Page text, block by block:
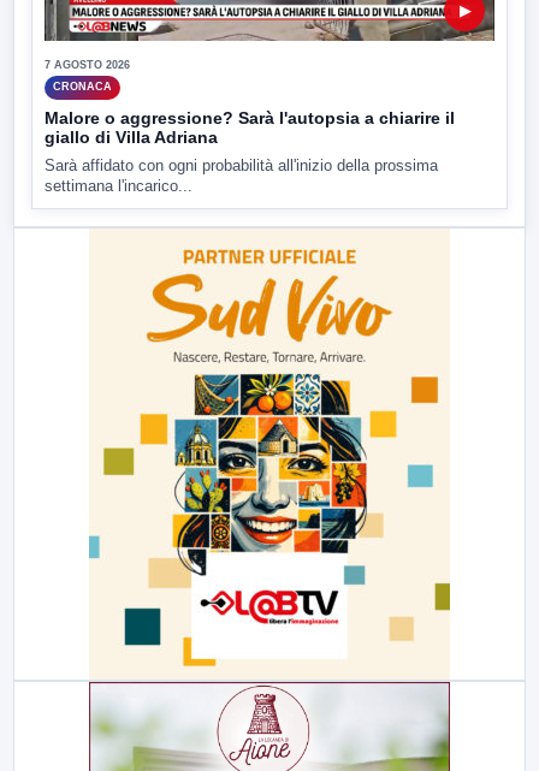
▶
7 AGOSTO 2026
CRONACA
Malore o aggressione? Sarà l'autopsia a chiarire il
giallo di Villa Adriana
Sarà affidato con ogni probabilità all'inizio della prossima
settimana l'incarico...